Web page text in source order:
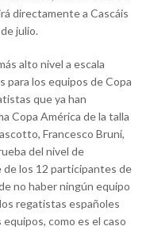
directamente a Cascáis
julio.
alto nivel a escala
para los equipos de Copa
que ya han
Copa América de la talla
Francesco Bruni,
del nivel de
los 12 participantes de
no haber ningún equipo
regatistas españoles
como es el caso